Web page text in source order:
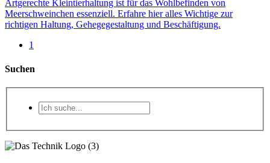
Artgerechte Kleintierhaltung ist für das Wohlbefinden von
Meerschweinchen essenziell. Erfahre hier alles Wichtige zur
richtigen Haltung, Gehegegestaltung und Beschäftigung.
1
Suchen